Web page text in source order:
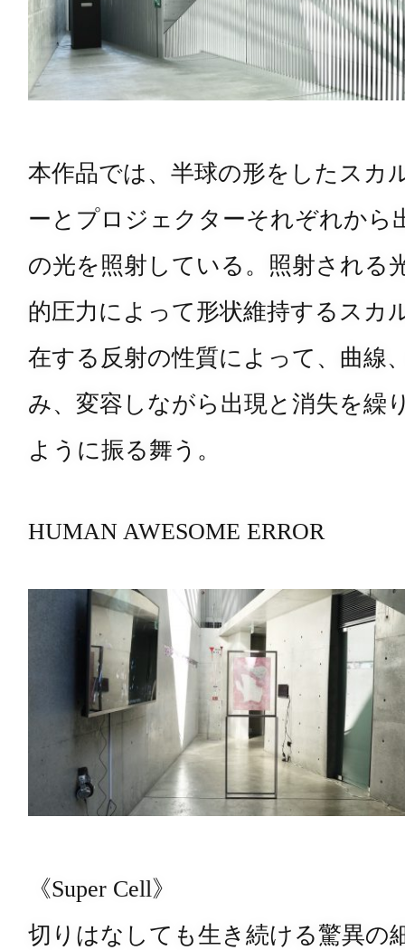
本作品では、半球の形をしたスカ
ーとプロジェクターそれぞれから
の光を照射している。照射される
的圧力によって形状維持するスカ
在する反射の性質によって、曲線
み、変容しながら出現と消失を繰
ように振る舞う。
HUMAN AWESOME ERROR
《Super Cell》
切りはなしても生き続ける驚異の